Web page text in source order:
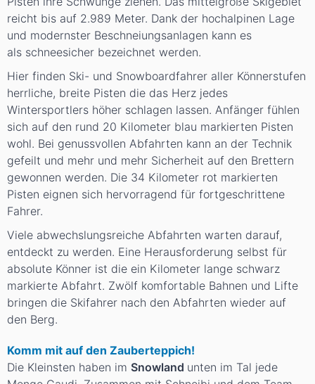
reicht bis auf 2.989 Meter. Dank der hochalpinen Lage
und modernster Beschneiungsanlagen kann es
als schneesicher bezeichnet werden.
Hier finden Ski- und Snowboardfahrer aller Könnerstufen
herrliche, breite Pisten die das Herz jedes
Wintersportlers höher schlagen lassen. Anfänger fühlen
sich auf den rund 20 Kilometer blau markierten Pisten
wohl. Bei genussvollen Abfahrten kann an der Technik
gefeilt und mehr und mehr Sicherheit auf den Brettern
gewonnen werden. Die 34 Kilometer rot markierten
Pisten eignen sich hervorragend für fortgeschrittene
Fahrer.
Viele abwechslungsreiche Abfahrten warten darauf,
entdeckt zu werden. Eine Herausforderung selbst für
absolute Könner ist die ein Kilometer lange schwarz
markierte Abfahrt. Zwölf komfortable Bahnen und Lifte
bringen die Skifahrer nach den Abfahrten wieder auf
den Berg.
Komm mit auf den Zauberteppich!
Die Kleinsten haben im Snowland unten im Tal jede